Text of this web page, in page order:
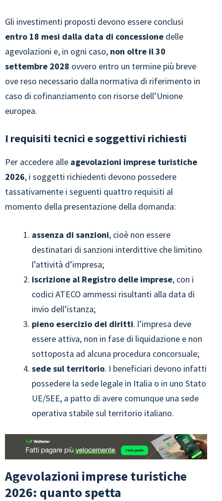
Gli investimenti proposti devono essere conclusi
entro 18 mesi dalla data di concessione delle
agevolazioni e, in ogni caso, non oltre il 30
settembre 2028 ovvero entro un termine più breve
ove reso necessario dalla normativa di riferimento in
caso di cofinanziamento con risorse dell’Unione
europea.
I requisiti tecnici e soggettivi richiesti
Per accedere alle agevolazioni imprese turistiche
2026, i soggetti richiedenti devono possedere
tassativamente i seguenti quattro requisiti al
momento della presentazione della domanda:
assenza di sanzioni, cioè non essere
destinatari di sanzioni interdittive che limitino
l’attività d’impresa;
iscrizione al Registro delle imprese, con i
codici ATECO ammessi risultanti alla data di
invio dell’istanza;
pieno esercizio dei diritti. l’impresa deve
essere attiva, non in fase di liquidazione e non
sottoposta ad alcuna procedura concorsuale;
sede sul territorio. I beneficiari devono infatti
possedere la sede legale in Italia o in uno Stato
UE/SEE, a patto di avere comunque una sede
operativa stabile sul territorio italiano.
Agevolazioni imprese turistiche
2026: quanto spetta